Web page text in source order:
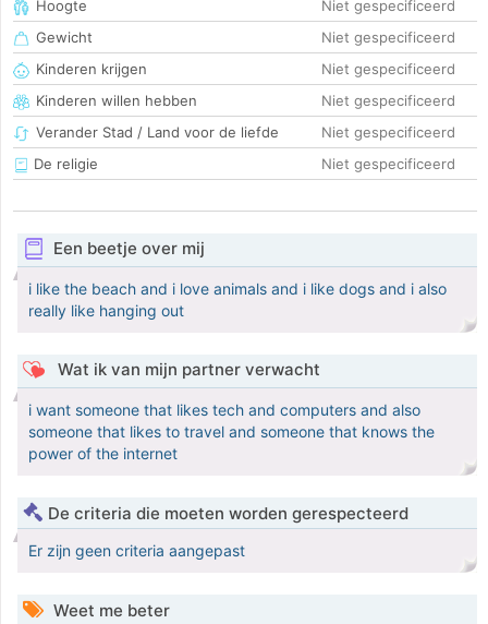
Hoogte
Niet gespecificeerd
Gewicht
Niet gespecificeerd
Kinderen krijgen
Niet gespecificeerd
Kinderen willen hebben
Niet gespecificeerd
Verander Stad / Land voor de liefde
Niet gespecificeerd
De religie
Niet gespecificeerd
Een beetje over mij
i like the beach and i love animals and i like dogs and i also
really like hanging out
Wat ik van mijn partner verwacht
i want someone that likes tech and computers and also
someone that likes to travel and someone that knows the
power of the internet
De criteria die moeten worden gerespecteerd
Er zijn geen criteria aangepast
Weet me beter